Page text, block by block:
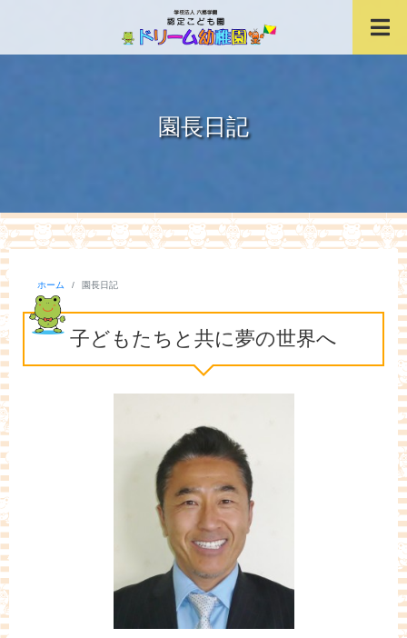
「おいでよ、夢の世界へ。」 学校法人六郷学園
お問い合わせ
園長日記
ホーム 園長日記
子どもたちと共に夢の世界へ